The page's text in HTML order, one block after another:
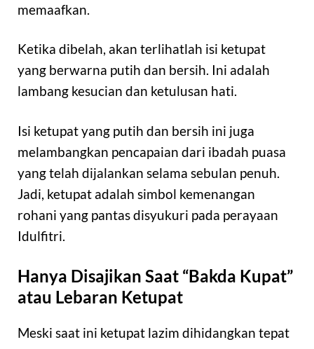
memaafkan.
Ketika dibelah, akan terlihatlah isi ketupat
yang berwarna putih dan bersih. Ini adalah
lambang kesucian dan ketulusan hati.
Isi ketupat yang putih dan bersih ini juga
melambangkan pencapaian dari ibadah puasa
yang telah dijalankan selama sebulan penuh.
Jadi, ketupat adalah simbol kemenangan
rohani yang pantas disyukuri pada perayaan
Idulfitri.
Hanya Disajikan Saat “Bakda Kupat”
atau Lebaran Ketupat
Meski saat ini ketupat lazim dihidangkan tepat